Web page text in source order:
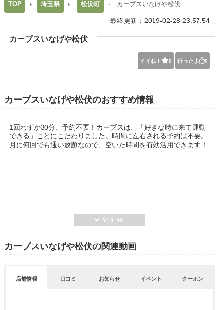
TOP 埼玉県 松伏町 カーブスいなげや松伏
最終更新：2019-02-28 23:57:54
カーブスいなげや松伏
イイね！ 0 行ったよ 0
カーブスいなげや松伏のおすすめ情報
1回わずか30分、予約不要！カーブスは、「好きな時に来て運動
できる」ことにこだわりました。時間に左右される予約は不要。
月に何回でも通い放題なので、空いた時間を有効活用できます！
カーブスいなげや松伏の関連動画
店舗情報 口コミ お知らせ イベント クーポン